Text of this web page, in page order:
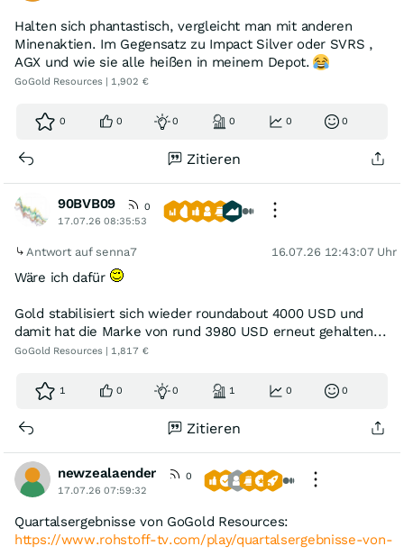
Halten sich phantastisch, vergleicht man mit anderen
Minenaktien. Im Gegensatz zu Impact Silver oder SVRS ,
AGX und wie sie alle heißen in meinem Depot.
GoGold Resources | 1,902 €
0 0 0 0 0 0
Zitieren
90BVB09
0
17.07.26 08:35:53
Antwort auf senna7 16.07.26 12:43:07 Uhr
Wäre ich dafür
Gold stabilisiert sich wieder roundabout 4000 USD und
damit hat die Marke von rund 3980 USD erneut gehalten...
GoGold Resources | 1,817 €
1 0 0 1 0 0
Zitieren
newzealaender
0
17.07.26 07:59:32
Quartalsergebnisse von GoGold Resources:
https://www.rohstoff-tv.com/play/quartalsergebnisse-von-